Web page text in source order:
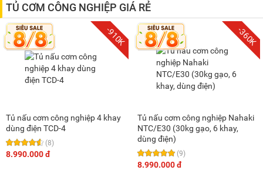
TỦ CƠM CÔNG NGHIỆP GIÁ RẺ
-910K
Tủ nấu cơm công nghiệp 4 khay
dùng điện TCD-4
(8)
8.990.000 đ
-360K
Tủ nấu cơm công nghiệp Nahaki
NTC/E30 (30kg gạo, 6 khay,
dùng điện)
(9)
8.990.000 đ